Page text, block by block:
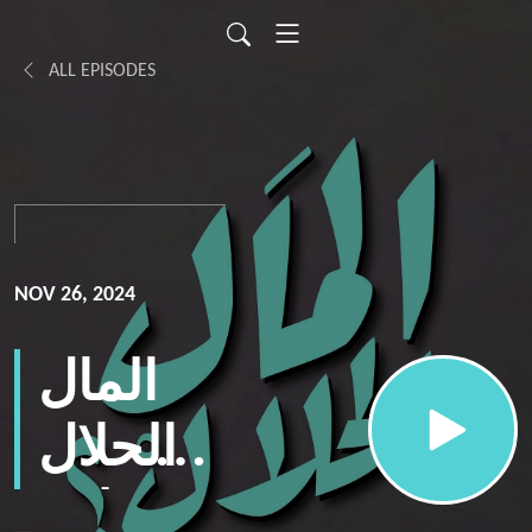
ALL EPISODES
NOV 26, 2024
المال
الحلال
حلقة